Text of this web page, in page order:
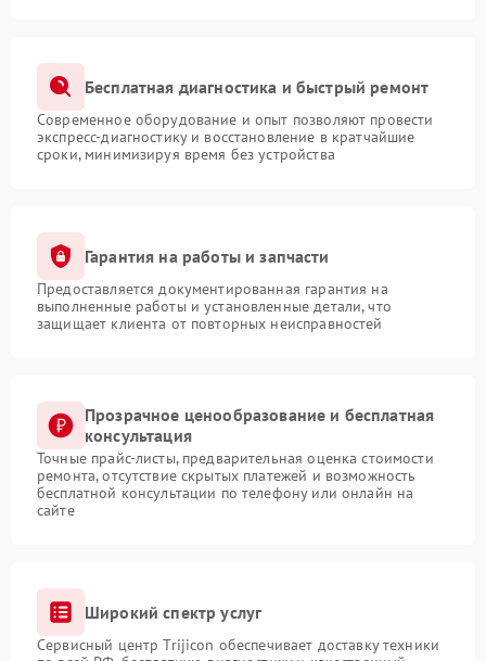
Бесплатная диагностика и быстрый ремонт
Современное оборудование и опыт позволяют провести
экспресс-диагностику и восстановление в кратчайшие
сроки, минимизируя время без устройства
Гарантия на работы и запчасти
Предоставляется документированная гарантия на
выполненные работы и установленные детали, что
защищает клиента от повторных неисправностей
Прозрачное ценообразование и бесплатная
консультация
Точные прайс-листы, предварительная оценка стоимости
ремонта, отсутствие скрытых платежей и возможность
бесплатной консультации по телефону или онлайн на
сайте
Широкий спектр услуг
Сервисный центр Trijicon обеспечивает доставку техники